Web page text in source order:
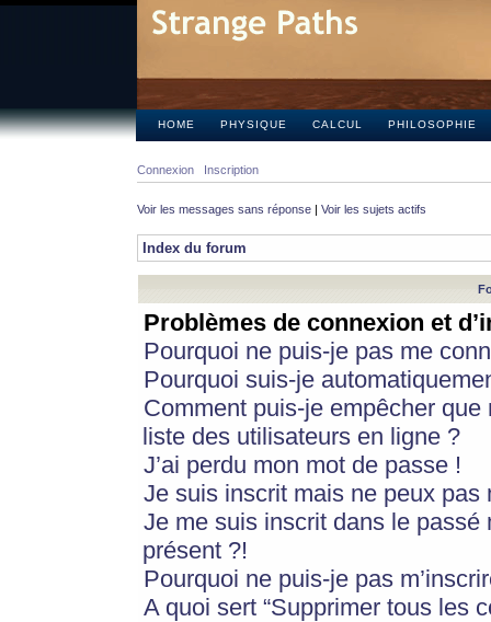
HOME PHYSIQUE CALCUL PHILOSOPHIE
Connexion Inscription
Voir les messages sans réponse | Voir les sujets actifs
Index du forum
Problèmes de connexion et
Pourquoi ne puis-je pas me
Pourquoi suis-je
Comment puis-je empêcher
liste des utilisateurs en ligne ?
J’ai perdu mon mot de passe !
Je suis inscrit mais ne peux pas
Je me suis inscrit dans le
présent ?!
Pourquoi ne puis-je pas
A quoi sert “Supprimer tous les